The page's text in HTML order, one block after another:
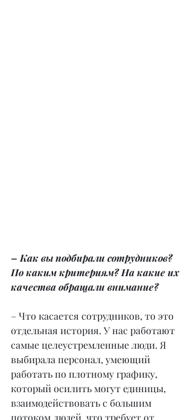
– Как вы подбирали сотрудников?
По каким критериям? На какие их
качества обращали внимание?
– Что касается сотрудников, то это
отдельная история. У нас работают
самые целеустремленные люди. Я
выбирала персонал, умеющий
работать по плотному графику,
который осилить могут единицы,
взаимодействовать с большим
потоком людей, что требует от